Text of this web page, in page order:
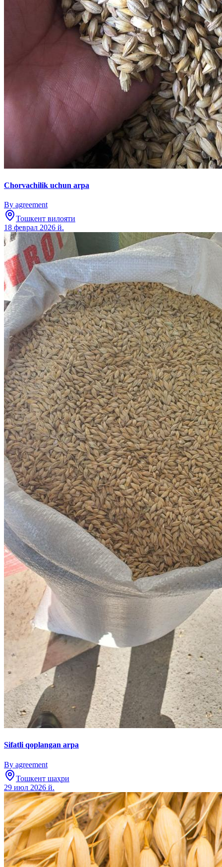
Chorvachilik uchun arpa
By agreement
Тошкент вилояти
18 феврал 2026 й.
Sifatli qoplangan arpa
By agreement
Тошкент шаҳри
29 июл 2026 й.